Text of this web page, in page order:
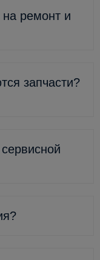
на ремонт и
запчасти?